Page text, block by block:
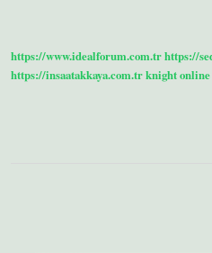
https://www.idealforum.com.trhttps://
https://insaatakkaya.com.trknight online